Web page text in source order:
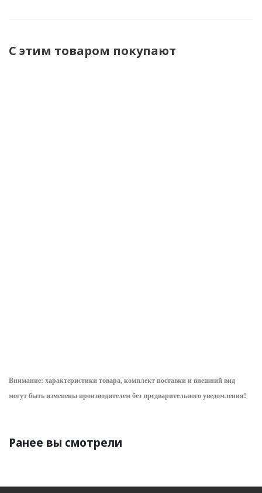
С этим товаром покупают
Внимание: характеристики товара, комплект поставки и внешний вид
могут быть изменены производителем без предварительного уведомления!
Ранее вы смотрели